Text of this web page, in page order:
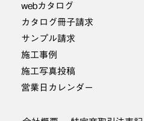
webカタログ
カタログ冊子請求
サンプル請求
施工事例
施工写真投稿
営業日カレンダー